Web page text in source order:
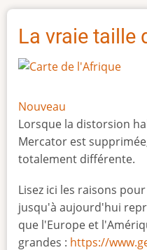
La vraie taille
Nouveau
Lorsque la distorsion
Mercator est
totalement différente.
Lisez ici les raisons
jusqu'à aujourd'hui
que l'Europe et
grandes : https://